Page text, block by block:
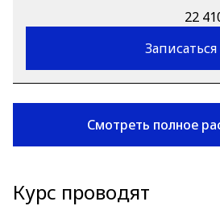
22
Записаться
Смотреть полное
Курс проводят